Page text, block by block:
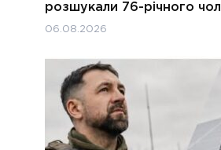
розшукали 76-річного
06.08.2026